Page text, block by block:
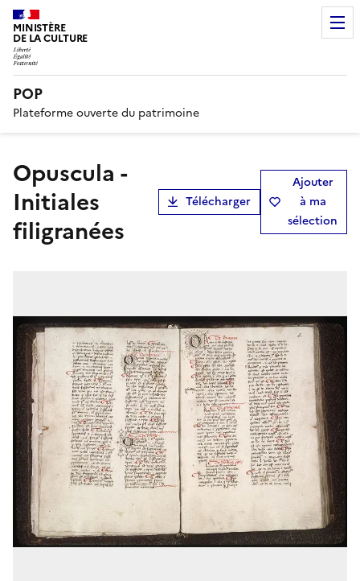
MINISTÈRE
DE LA CULTURE
POP
Plateforme ouverte du patrimoine
Opuscula -
Initiales
filigranées
Télécharger
Ajouter
à ma
sélection